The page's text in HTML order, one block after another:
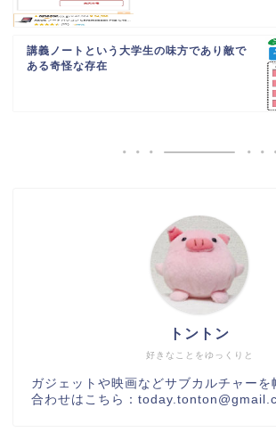
講義ノートという大学生の味方であり敵で
ある奇怪な存在
好きなことをゆっくりと
トントン
ガジェットや映画などサブカルチャーを
合わせはこちら：